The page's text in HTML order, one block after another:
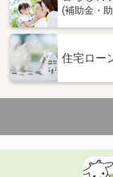
(補助金・
住宅ロー